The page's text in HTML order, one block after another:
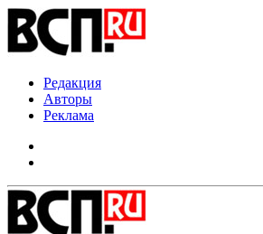
Редакция
Авторы
Реклама